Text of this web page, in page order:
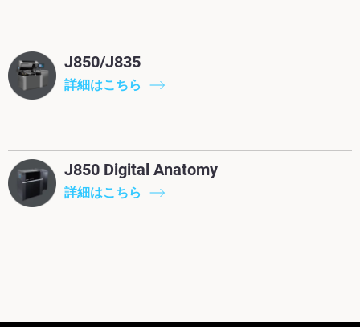
J850/J835
詳細はこちら
J850 Digital Anatomy
詳細はこちら